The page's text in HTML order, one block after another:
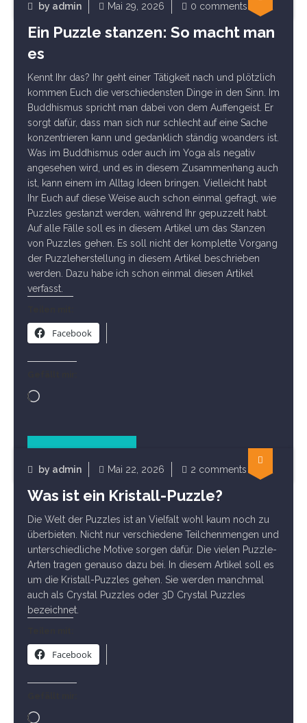
Allgemein
by admin Mai 29, 2026 0 comments
Ein Puzzle stanzen: So macht man
es
Kennt Ihr das? Ihr geht einer Tätigkeit nach und plötzlich
kommen Euch die verschiedensten Dinge in den Sinn. Im
Buddhismus spricht man dabei von dem Auffengeist. Er
sorgt dafür, dass man sich nur schlecht auf eine Sache
konzentrieren kann und gedanklich ständig woanders ist.
Was im Buddhismus oder auch im Yoga als negativ
angesehen wird, und es in diesem Zusammenhang auch
ist, kann einem im Alltag Ideen bringen. Vielleicht habt
Ihr Euch auf diese Weise auch schon einmal gefragt, wie
Puzzles gestanzt werden, während Ihr gepuzzelt habt.
Auf alle Fälle soll es in diesem Artikel um das Stanzen
von Puzzles gehen. Es soll nicht der komplette Vorgang
der Puzzleherstellung in diesem Artikel beschrieben
werden. Dazu habe ich schon einmal diesen Artikel
verfasst.
Facebook
Wird
Arten
by admin Mai 22, 2026 2 comments
Was ist ein Kristall-Puzzle?
Die Welt der Puzzles ist an Vielfalt wohl kaum noch zu
überbieten. Nicht nur verschiedene Teilchenmengen und
unterschiedliche Motive sorgen dafür. Die vielen Puzzle-
Arten tragen genauso dazu bei. In diesem Artikel soll es
um die Kristall-Puzzles gehen. Sie werden manchmal
auch als Crystal Puzzles oder 3D Crystal Puzzles
bezeichnet.
Facebook
Wird